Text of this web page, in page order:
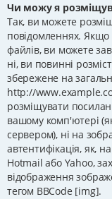
Чи можу я
Так, ви можете
повідомленнях. Якщо
файлів, ви можете
ні, ви повинні
збережене на
http://
розміщувати
вашому комп'ютері
сервером), ні на
автентифікація, як,
Hotmail або Yahoo,
відображення
тегом BBCode [img].